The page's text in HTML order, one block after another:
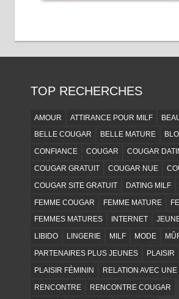
TOP RECHERCHES
AMOUR ATTIRANCE POUR MILF
BELLE COUGAR
BELLE MATURE
CONFIANCE
COUGAR
COUGAR
COUGAR GRATUIT
COUGAR NUE
COUGAR SITE GRATUIT
DATING MILF
FEMME COUGAR
FEMME MATURE
FEMMES MATURES
INTERNET
LIBIDO
LINGERIE MILF MODE
PARTENAIRES PLUS JEUNES
PLAISIR
PLAISIR FÉMININ
RELATION AVEC
RENCONTRE
RENCONTRE COUGAR